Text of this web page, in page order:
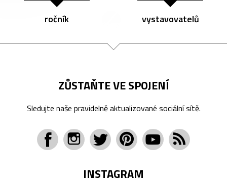
ročník vystavovatelů
ZŮSTAŇTE VE SPOJENÍ
Sledujte naše pravidelně aktualizované sociální sítě.
INSTAGRAM